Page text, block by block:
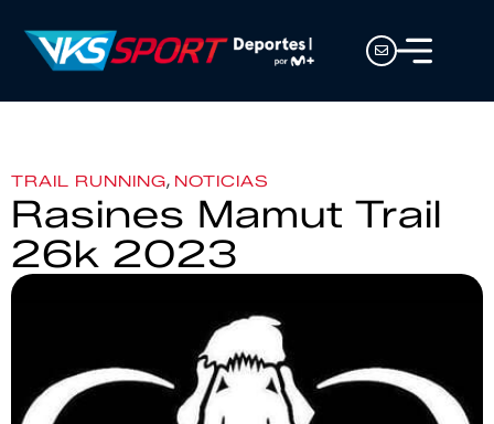
TRAIL RUNNING, NOTICIAS
Rasines Mamut Trail
26k 2023